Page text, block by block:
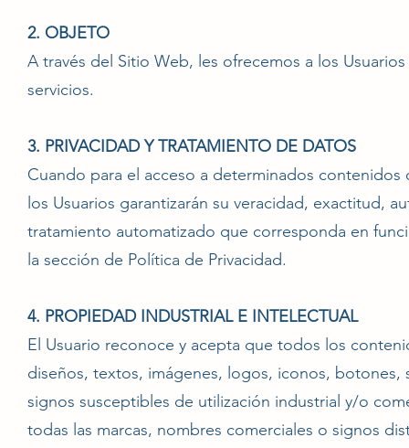
2. OBJETO
A través del Sitio Web, les ofrecemos a los
servicios.
3. PRIVACIDAD Y TRATAMIENTO DE DATOS
Cuando para el acceso a determinados
los Usuarios garantizarán su veracidad, exactitud,
tratamiento automatizado que corresponda en
la sección de Política de Privacidad.
4. PROPIEDAD INDUSTRIAL E INTELECTUAL
El Usuario reconoce y acepta que todos los
diseños, textos, imágenes, logos, iconos,
signos susceptibles de utilización industrial y/o
todas las marcas, nombres comerciales o signos